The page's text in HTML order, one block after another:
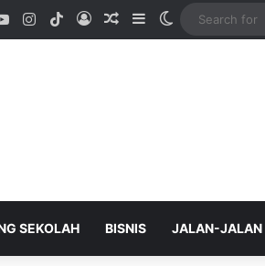
YouTubeInstagram
TikTokLog InRandom Article
SidebarSwitch skin
SEKOLAH BISNIS JALAN-JALAN